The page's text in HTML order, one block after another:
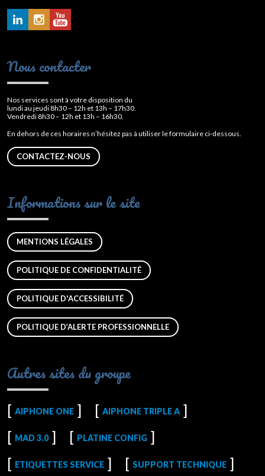
Nous contacter
Nos services sont à votre disposition du
lundi au jeudi 8h30 – 12h et 13h – 17h30.
Vendredi 8h30 – 12h et 13h – 16h30.
En dehors de ces horaires n’hésitez pas à utiliser le formulaire ci-dessous.
CONTACTEZ-NOUS
Informations sur le site
MENTIONS LÉGALES
POLITIQUE DE CONFIDENTIALITÉ
POLITIQUE D'ACCESSIBILITÉ
POLITIQUE D’ALERTE PROFESSIONNELLE
Autres sites du groupe
AIPHONE ONE AIPHONE TRIPLE A
MAD 3.0 PLATINE CONFIG
ETIQUETTES SERVICE SUPPORT TECHNIQUE